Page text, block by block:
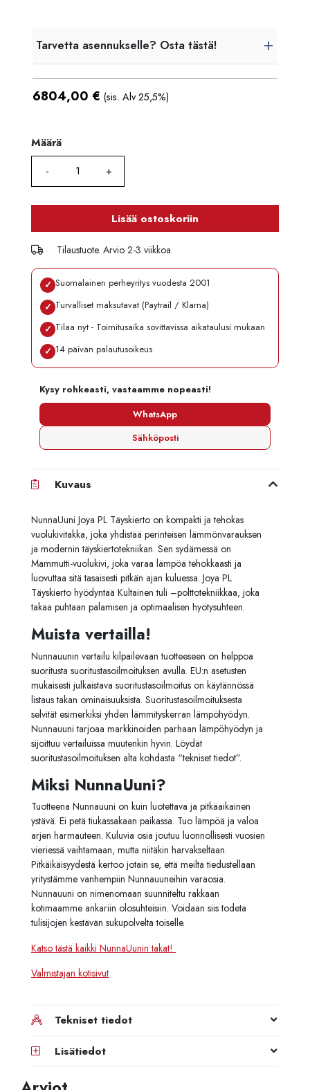
Tarvetta asennukselle? Osta tästä!
6804,00 € (sis. Alv 25,5%)
Määrä
Määrä
Lisää ostoskoriin
Tilaustuote. Arvio 2-3 viikkoa
✓ Suomalainen perheyritys vuodesta 2001
✓ Turvalliset maksutavat (Paytrail / Klarna)
✓ Tilaa nyt - Toimitusaika sovittavissa aikataulusi mukaan
✓ 14 päivän palautusoikeus
Kysy rohkeasti, vastaamme nopeasti!
WhatsApp
Sähköposti
Kuvaus
NunnaUuni Joya PL Täyskierto on kompakti jatehokas
vuolukivitakka, joka yhdistää perinteisen lämmönvarauksen
ja modernintäyskiertotekniikan. Sen sydämessä on
Mammutti-vuolukivi, joka varaa lämpöätehokkaasti ja
luovuttaa sitätasaisesti pitkän ajan kuluessa. Joya PL
Täyskierto hyödyntää Kultainen tuli –polttotekniikkaa, joka
takaa puhtaan palamisen ja optimaalisen hyötysuhteen.
Muista vertailla!
Nunnauunin vertailu kilpailevaan tuotteeseen on helppoa
suoritusta suoritustasoilmoituksen avulla. EU:n asetusten
mukaisesti julkaistava suoritustasoilmoitus on käytännössä
listaus takan ominaisuuksista. Suoritustasoilmoituksesta
selvität esimerkiksi yhden lämmityskerran lämpöhyödyn.
Nunnauuni tarjoaa markkinoiden parhaan lämpöhyödyn ja
sijoittuu vertailuissa muutenkin hyvin. Löydät
suoritustasoilmoituksen alta kohdasta “tekniset tiedot”.
Miksi NunnaUuni?
Tuotteena Nunnauuni on kuin luotettava ja pitkäaikainen
ystävä. Ei petä tiukassakaan paikassa. Tuo lämpöä ja valoa
arjen harmauteen. Kuluvia osia joutuu luonnollisesti vuosien
vieriessä vaihtamaan, mutta niitäkin harvakseltaan.
Pitkäikäisyydestä kertoo jotain se, että meiltä tiedustellaan
yritystämme vanhempiin Nunnauuneihin varaosia.
Nunnauuni on nimenomaan suunniteltu rakkaan
kotimaamme ankariin olosuhteisiin. Voidaan siis todeta
tulisijojen kestävän sukupolvelta toiselle.
Katso tästä kaikki NunnaUunin takat!
Valmistajan kotisivut
Tekniset tiedot
Lisätiedot